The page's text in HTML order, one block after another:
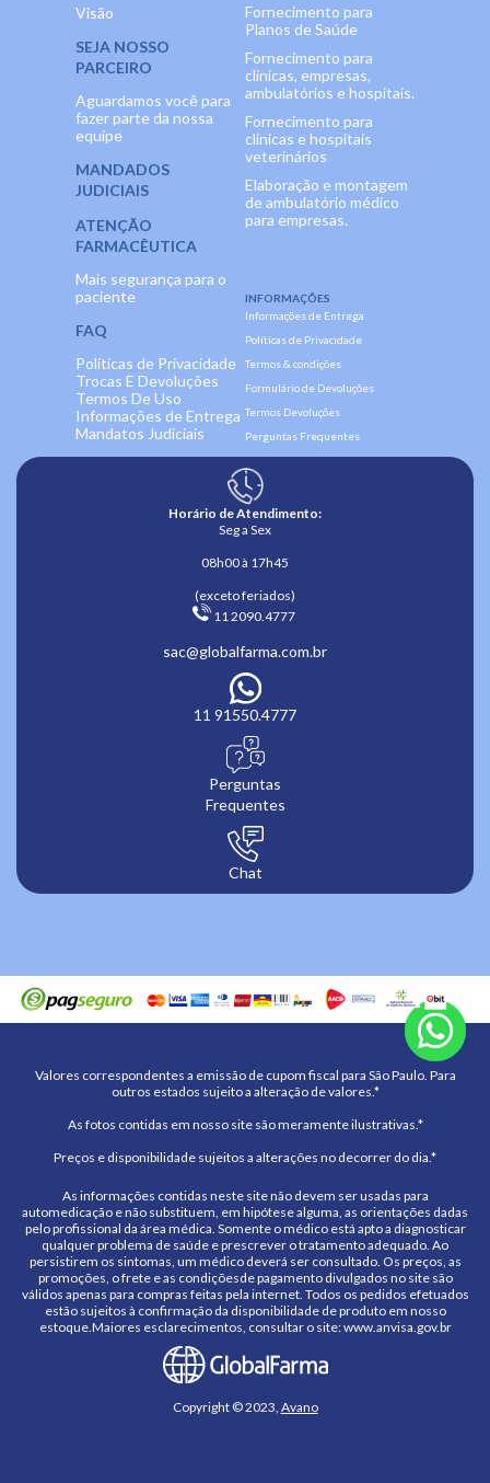
Visão
SEJA NOSSO
PARCEIRO
Aguardamos você para
fazer parte da nossa
equipe
MANDADOS
JUDICIAIS
ATENÇÃO
FARMACÊUTICA
Mais segurança para o
paciente
FAQ
Políticas de Privacidade
Trocas E Devoluções
Termos De Uso
Informações de Entrega
Mandatos Judiciais
Fornecimento para
Planos de Saúde
Fornecimento para
clínicas, empresas,
ambulatórios e hospitais.
Fornecimento para
clínicas e hospitais
veterinários
Elaboração e montagem
de ambulatório médico
para empresas.
INFORMAÇÕES
Informações de Entrega
Políticas de Privacidade
Termos & condições
Formulário de Devoluções
Termos Devoluções
Perguntas Frequentes
Horário de Atendimento:
Seg a Sex
08h00 à 17h45
(exceto feriados)
11 2090.4777
sac@globalfarma.com.br
11 91550.4777
Perguntas
Frequentes
Chat
Valores correspondentes a emissão de cupom fiscal para São Paulo. Para
outros estados sujeito a alteração de valores.*
As fotos contidas em nosso site são meramente ilustrativas.*
Preços e disponibilidade sujeitos a alterações no decorrer do dia.*
As informações contidas neste site não devem ser usadas para
automedicação e não substituem, em hipótese alguma, as orientações dadas
pelo profissional da área médica. Somente o médico está apto a diagnosticar
qualquer problema de saúde e prescrever o tratamento adequado. Ao
persistirem os sintomas, um médico deverá ser consultado. Os preços, as
promoções, o frete e as condiçõesde pagamento divulgados no site são
válidos apenas para compras feitas pela internet. Todos os pedidos efetuados
estão sujeitos à confirmação da disponibilidade de produto em nosso
estoque.Maiores esclarecimentos, consultar o site: www.anvisa.gov.br
Copyright © 2023, Avano